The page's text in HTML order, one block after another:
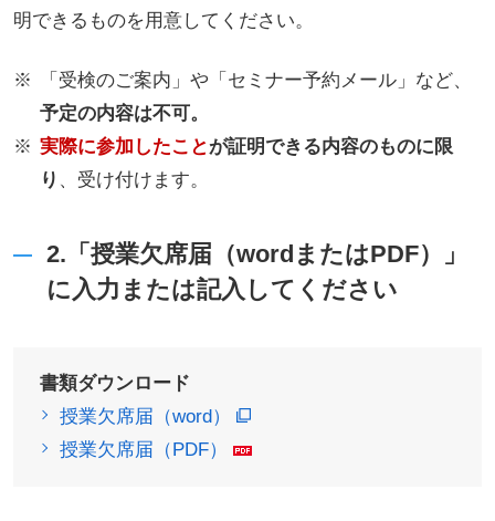
明できるものを用意してください。
「受検のご案内」や「セミナー予約メール」など、
予定の内容は不可。
実際に参加したことが証明できる内容のものに限
り 、受け付けます。
2.「授業欠席届（wordまたはPDF）」
に入力または記入してください
書類ダウンロード
授業欠席届（word）
授業欠席届（PDF）